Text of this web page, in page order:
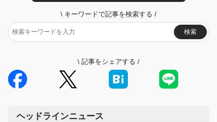
\ キーワードで記事を検索する /
検索
\ 記事をシェアする /
ヘッドラインニュース